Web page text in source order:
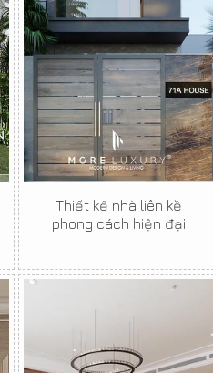
Thiết kế nhà liên kề
phong cách hiện đại